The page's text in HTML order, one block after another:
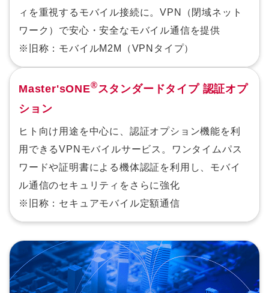
ィを重視するモバイル接続に。VPN（閉域ネット
ワーク）で安心・安全なモバイル通信を提供
※旧称：モバイルM2M（VPNタイプ）
Master'sONE®スタンダードタイプ 認証オプ
ション
ヒト向け用途を中心に、認証オプション機能を利
用できるVPNモバイルサービス。ワンタイムパス
ワードや証明書による機体認証を利用し、モバイ
ル通信のセキュリティをさらに強化
※旧称：セキュアモバイル定額通信